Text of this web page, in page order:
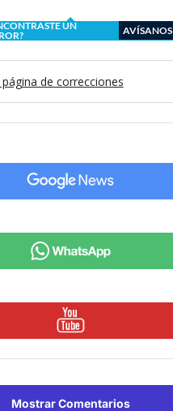
UN
AVÍSANOS
de correcciones
Mostrar Comentarios